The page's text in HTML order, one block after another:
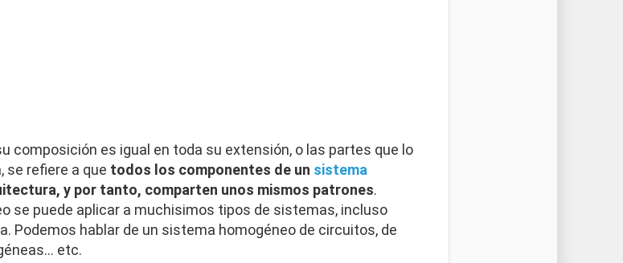
composición es igual en toda su extensión, o las partes que lo
se refiere a que todos los componentes de un sistema
y por tanto, comparten unos mismos patrones.
se puede aplicar a muchisimos tipos de sistemas, incluso
Podemos hablar de un sistema homogéneo de circuitos, de
etc.